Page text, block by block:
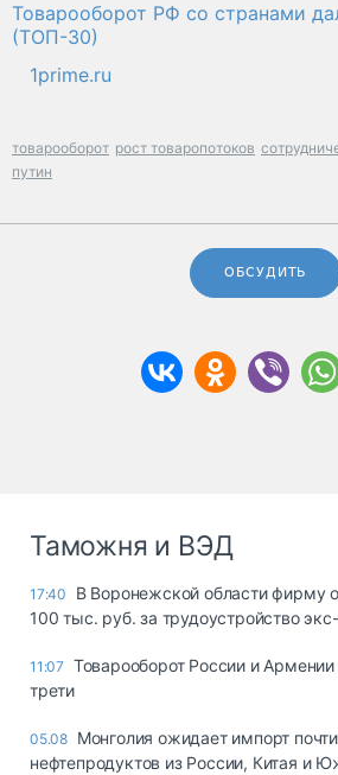
Товарооборот РФ со странами
(ТОП-30)
1prime.ru
товарооборот рост товаропотоков
путин
ОБСУДИТЬ
Таможня и ВЭД
17:40
В Воронежской области фирму
100 тыс. руб. за трудоустройство
11:07 Товарооборот России и
трети
05.08 Монголия ожидает импорт
нефтепродуктов из России, Китая и